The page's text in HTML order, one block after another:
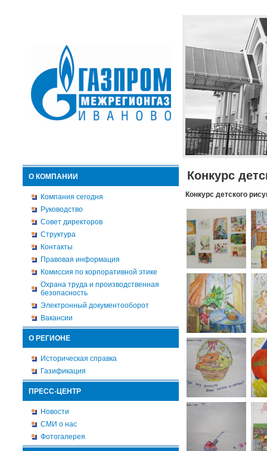
О КОМПАНИИ
Компания сегодня
Руководство
Совет директоров
Структура
Контакты
Правовая информация
Комиссия по корпоративной этике
Охрана труда и производственная
безопасность
Электронный документооборот
Вакансии
О РЕГИОНЕ
Историческая справка
Газификация
ПРЕСС-ЦЕНТР
Новости
СМИ о нас
Фотогалерея
Конкурс
Конкурс детского